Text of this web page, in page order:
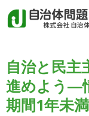
自治と民主
進めよう―
期間1年未